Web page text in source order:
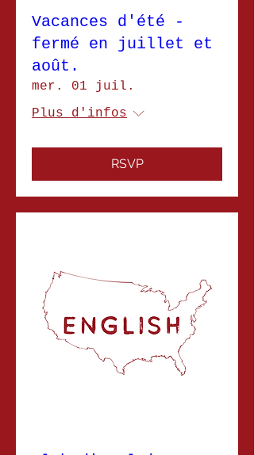
Vacances d'été -
fermé en juillet et
août.
mer. 01 juil.
Plus d'infos
RSVP